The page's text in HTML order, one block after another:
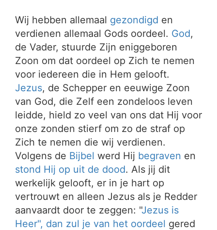
Wij hebben allemaal gezondigd en
verdienen allemaal Gods oordeel. God,
de Vader, stuurde Zijn eniggeboren
Zoon om dat oordeel op Zich te nemen
voor iedereen die in Hem gelooft.
Jezus, de Schepper en eeuwige Zoon
van God, die Zelf een zondeloos leven
leidde, hield zo veel van ons dat Hij voor
onze zonden stierf om zo de straf op
Zich te nemen die wij verdienen.
Volgens de Bijbel werd Hij begraven en
stond Hij op uit de dood. Als jij dit
werkelijk gelooft, er in je hart op
vertrouwt en alleen Jezus als je Redder
aanvaardt door te zeggen: "Jezus is
Heer", dan zul je van het oordeel gered